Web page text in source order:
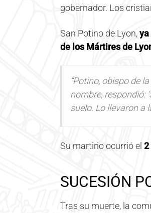
gobernador. Los
San Potino de Lyon,ya
de los Mártires de
“Potino, obispo de
nombre, respondió:
suelo. Lo llevaron a
Su martirio ocurrió el 2
SUCESIÓN
Tras su muerte, la